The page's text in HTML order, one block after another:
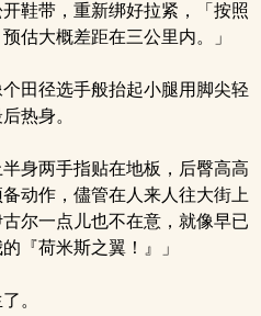
鞋带，重新绑好拉紧，「按照
估大概差距在三公里内。」
田径选手般抬起小腿用脚尖轻
热身。
身两手指贴在地板，后臀高高
动作，儘管在人来人往大街上
尔一点儿也不在意，就像早已
『荷米斯之翼！』」
。